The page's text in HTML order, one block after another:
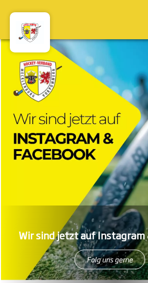
Wir sind jetzt auf Instagram
Folg uns gerne